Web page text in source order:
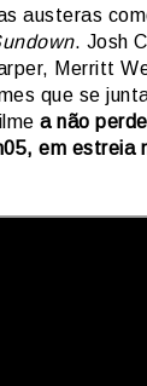
austeras
. Josh
Merritt
que se
a não
em estreia